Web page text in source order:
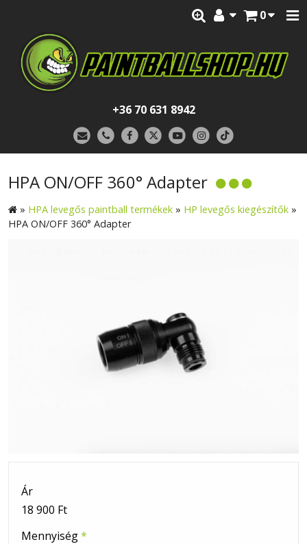
0
+36 70 631 8942
HPA ON/OFF 360° Adapter
» HPA levegős paintball termékek » HP levegős kiegészítők »
HPA ON/OFF 360° Adapter
Ár
18 900 Ft
Mennyiség*